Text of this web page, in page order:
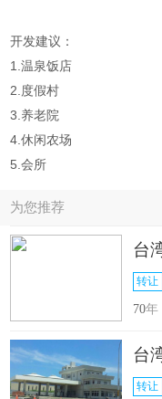
开发建议：
1.温泉饭店
2.度假村
3.养老院
4.休闲农场
5.会所
为您推荐
台
转让
70年
台
转让